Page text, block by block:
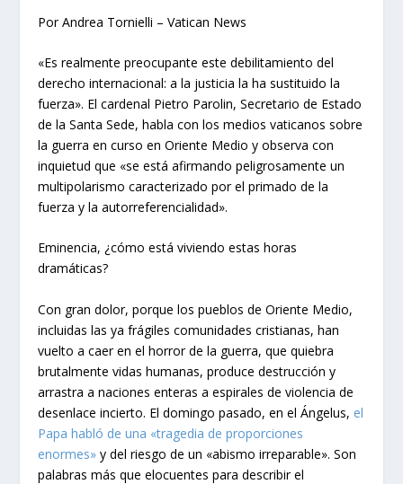
Por Andrea Tornielli – Vatican News
«Es realmente preocupante este debilitamiento del
derecho internacional: a la justicia la ha sustituido la
fuerza». El cardenal Pietro Parolin, Secretario de Estado
de la Santa Sede, habla con los medios vaticanos sobre
la guerra en curso en Oriente Medio y observa con
inquietud que «se está afirmando peligrosamente un
multipolarismo caracterizado por el primado de la
fuerza y la autorreferencialidad».
Eminencia, ¿cómo está viviendo estas horas
dramáticas?
Con gran dolor, porque los pueblos de Oriente Medio,
incluidas las ya frágiles comunidades cristianas, han
vuelto a caer en el horror de la guerra, que quiebra
brutalmente vidas humanas, produce destrucción y
arrastra a naciones enteras a espirales de violencia de
desenlace incierto. El domingo pasado, en el Ángelus, el
Papa habló de una «tragedia de proporciones
enormes» y del riesgo de un «abismo irreparable». Son
palabras más que elocuentes para describir el